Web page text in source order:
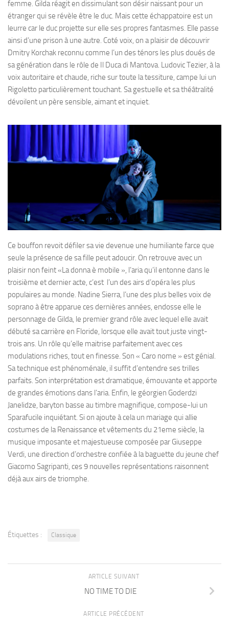
femme. Gilda réagit en dissimulant son désir naissant pour un
étranger qui se révèle être le duc. Mais cette échappatoire est un
leurre car le duc projette sur elle ses propres fantasmes. Elle passe
ainsi d’une prison à une autre. Coté voix, on a plaisir de découvrir
Dmitry Korchak reconnu comme l’un des ténors les plus doués de
sa génération dans le rôle de Il Duca di Mantova. Ludovic Tezier, à la
voix autoritaire et chaude, riche sur toute la tessiture, campe lui un
Rigoletto particulièrement touchant. Sa gestuelle et sa théâtralité
dévoilent un père sensible, aimant et inquiet.
Ce bouffon revoit défiler sa vie devenue une humiliante farce que
seule la présence de sa fille peut adoucir. On retrouve avec un
plaisir non feint «La donna è mobile », l’aria qu’il entonne dans le
troisième et dernier acte, c’est l’un des airs d’opéra les plus
populaires au monde. Nadine Sierra, l’une des plus belles voix de
soprano à être apparue ces dernières années, endosse elle le
personnage de Gilda, le premier grand rôle avec lequel elle avait
débuté sa carrière en Floride, lorsque elle avait tout juste vingt-
trois ans. Un rôle qu’elle maitrise parfaitement avec ces
modulations riches, tout en finesse. Son « Caro nome » est génial.
Sa technique est phénoménale, il suffit d’entendre ses trilles
parfaits. Son interprétation est dramatique, émouvante et apporte
de grandes émotions dans l’aria. Enfin, le géorgien Goderdzi
Janelidze, baryton basse au timbre magnifique, compose-lui un
Sparafucile inquiétant. Si on ajoute à cela un mariage qui allie
costumes de la Renaissance et vêtements du 21eme siècle, la
musique imposante et majestueuse composée par Giuseppe
Verdi, une direction d’orchestre confiée à la baguette du jeune chef
Giacomo Sagripanti, ces 9 nouvelles représentations raisonnent
déjà aux airs de triomphe.
Étiquettes : Classique
ARTICLE SUIVANT
NO TIME TO DIE
ARTICLE PRÉCÉDENT